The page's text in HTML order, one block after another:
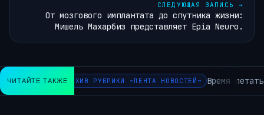
СЛЕДУЮЩАЯ ЗАПИСЬ →
От мозгового имплантата до спутника жизни:
Мишель Махарбиз представляет Epia Neuro.
ЧИТАЙТЕ ТАКЖЕАРХИВ РУБРИКИ ~ЛЕНТА НОВОСТЕЙ~ Время летать: